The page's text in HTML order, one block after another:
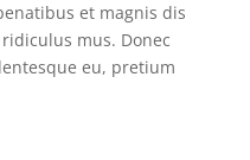
et magnis dis
mus. Donec
eu, pretium